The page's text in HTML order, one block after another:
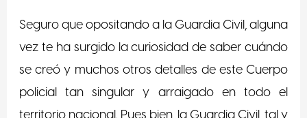
Seguro que opositando a la Guardia Civil, alguna
vez te ha surgido la curiosidad de saber cuándo
se creó y muchos otros detalles de este Cuerpo
policial tan singular y arraigado en todo el